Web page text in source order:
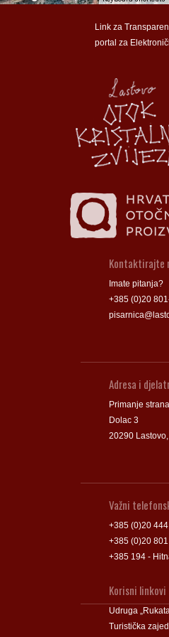
Groblje
Groblje
Link za
portal za
Kontaktirajte
Imate pitanja?
+385 (0)20
Adresa i
Primanje
Dolac 3
20290
Važni
+385 (0)20
+385 (0)20
+385 194 -
Korisni linkovi
Udruga
Turistička